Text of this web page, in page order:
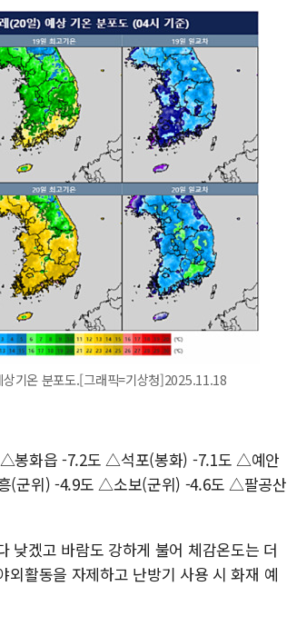
기온 분포도.[그래픽=기상청]2025.11.18
△봉화읍 -7.2도 △석포(봉화) -7.1도 △예안
(군위) -4.9도 △소보(군위) -4.6도 △팔공산
낮겠고 바람도 강하게 불어 체감온도는 더
활동을 자제하고 난방기 사용 시 화재 예